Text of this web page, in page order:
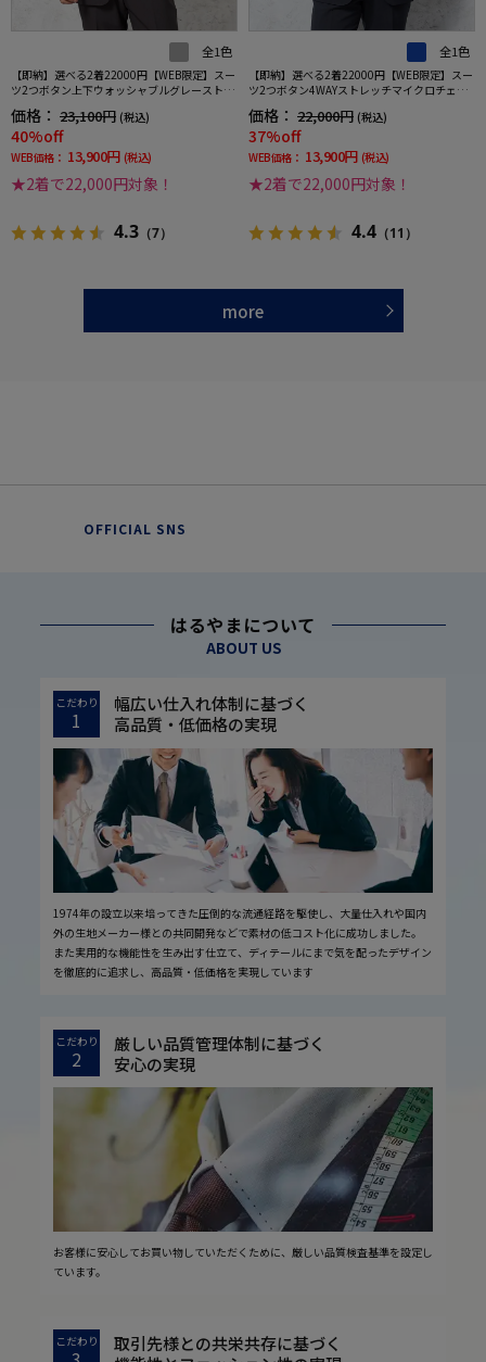
全1色
【即納】選べる2着22000円【WEB限定】スー
ツ2つボタン上下ウォッシャブルグレーストラ
価格： 23,100円 (税込)
40%off
WEB価格： 13,900円 (税込)
★2着で22,000円対象！
4.3 （7）
全1色
【即納】選べる2着22000円【WEB限定】スー
ツ2つボタン4WAYストレッチマイクロチェッ
価格： 22,000円 (税込)
37%off
WEB価格： 13,900円 (税込)
★2着で22,000円対象！
4.4 （11）
more
OFFICIAL SNS
はるやまについて
ABOUT US
こだわり
1
幅広い仕入れ体制に基づく
高品質・低価格の実現
1974年の設立以来培ってきた圧倒的な流通経路を駆使し、大量仕入れや国内
外の生地メーカー様との共同開発などで素材の低コスト化に成功しました。
また実用的な機能性を生み出す仕立て、ディテールにまで気を配ったデザイン
を徹底的に追求し、高品質・低価格を実現しています
こだわり
2
厳しい品質管理体制に基づく
安心の実現
お客様に安心してお買い物していただくために、厳しい品質検査基準を設定し
ています。
こだわり
取引先様との共栄共存に基づく